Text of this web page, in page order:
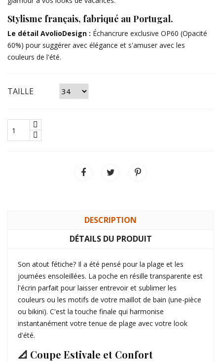
​Stylisme français, fabriqué au Portugal.
​Le détail AvolioDesign : Échancrure exclusive OP60 (Opacité
60%) pour suggérer avec élégance et s'amuser avec les
couleurs de l'été.
TAILLE
DESCRIPTION
DÉTAILS DU PRODUIT
​Son atout fétiche? Il a été pensé pour la plage et les
journées ensoleillées. La poche en résille transparente est
l'écrin parfait pour laisser entrevoir et sublimer les
couleurs ou les motifs de votre maillot de bain (une-pièce
ou bikini). C'est la touche finale qui harmonise
instantanément votre tenue de plage avec votre look
d'été.
📐 Coupe Estivale et Confort